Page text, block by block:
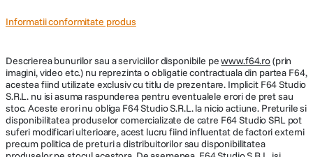
Informatii conformitate produs
Descrierea bunurilor sau a serviciilor disponibile pewww.f64.ro(prin
imagini, video etc.) nu reprezinta o obligatie contractuala din partea F64,
acestea fiind utilizate exclusiv cu titlu de prezentare. Implicit F64 Studio
S.R.L. nu isi asuma raspunderea pentru eventualele erori de pret sau
stoc. Aceste erori nu obliga F64 Studio S.R.L. la nicio actiune. Preturile si
disponibilitatea produselor comercializate de catre F64 Studio SRL pot
suferi modificari ulterioare, acest lucru fiind influentat de factori externi
precum politica de preturi a distribuitorilor sau disponibilitatea